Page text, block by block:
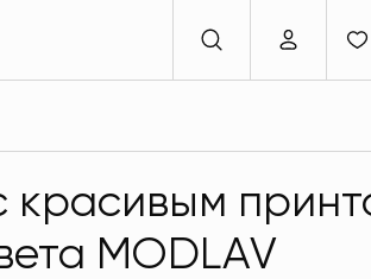
красивым
MODLAV